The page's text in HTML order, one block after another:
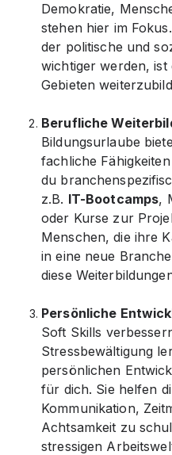
Demokratie,
stehen hier im
der politische und
wichtiger werden, ist
Gebieten
Berufliche
Bildungsurlaube
fachliche
du
z.B. IT-Bootcamps,
oder Kurse zur
Menschen, die ihre
in eine neue
diese
Persönliche
Soft Skills
Stressbewältigung
persönlichen
für dich. Sie helfen
Kommunikation,
Achtsamkeit zu
stressigen